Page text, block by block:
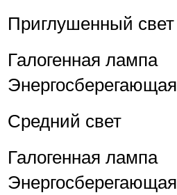
Приглушенный свет
Галогенная лампа
Энергосберегающая
Средний свет
Галогенная лампа
Энергосберегающая